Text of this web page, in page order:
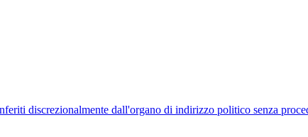
discrezionalmente dall'organo di indirizzo politico senza